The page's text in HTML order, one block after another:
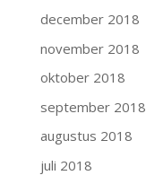
december 2018
november 2018
oktober 2018
september 2018
augustus 2018
juli 2018